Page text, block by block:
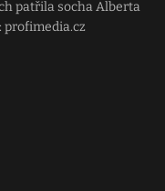
patřila socha Alberta
profimedia.cz